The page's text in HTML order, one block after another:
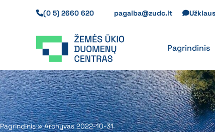
(0 5) 2660 620 pagalba@zudc.lt
Pagrindinis
Pagrindinis»Archyvas 2022-10-31